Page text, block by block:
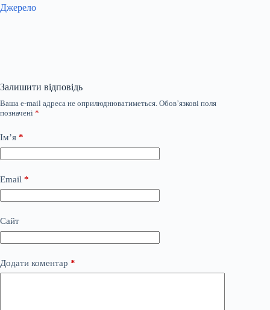
Джерело
Залишити відповідь
Ваша e-mail адреса не оприлюднюватиметься. Обов’язкові поля
позначені *
Ім’я *
Email *
Сайт
Додати коментар *